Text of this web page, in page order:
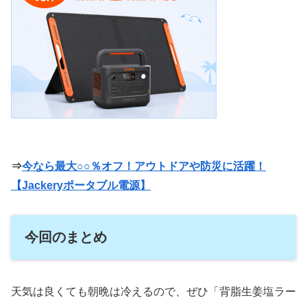
⇒今なら最大○○％オフ！アウトドアや防災に活躍！
【Jackeryポータブル電源】
今回のまとめ
天気は良くても朝晩は冷えるので、ぜひ「背脂生姜塩ラー